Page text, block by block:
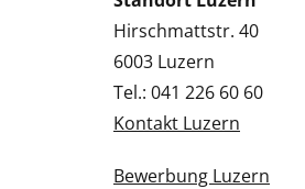
Hirschmattstr. 40
6003 Luzern
Tel.: 041 226 60 60
Kontakt Luzern
Bewerbung Luzern